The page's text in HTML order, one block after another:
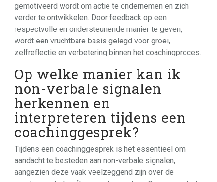
gemotiveerd wordt om actie te ondernemen en zich
verder te ontwikkelen. Door feedback op een
respectvolle en ondersteunende manier te geven,
wordt een vruchtbare basis gelegd voor groei,
zelfreflectie en verbetering binnen het coachingproces.
Op welke manier kan ik
non-verbale signalen
herkennen en
interpreteren tijdens een
coachinggesprek?
Tijdens een coachinggesprek is het essentieel om
aandacht te besteden aan non-verbale signalen,
aangezien deze vaak veelzeggend zijn over de